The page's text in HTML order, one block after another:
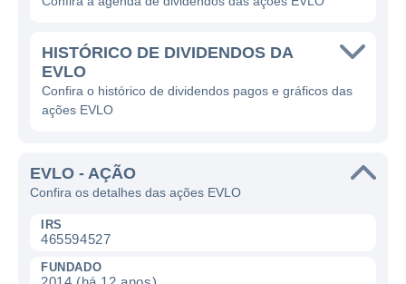
HISTÓRICO DE DIVIDENDOS DA
EVLO
Confira o histórico de dividendos pagos e gráficos das
ações EVLO
EVLO - AÇÃO
Confira os detalhes das ações EVLO
IRS
465594527
FUNDADO